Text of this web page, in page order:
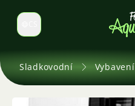
Select language
Sladkovodní Vybavení